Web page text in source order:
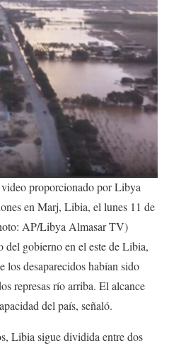
proporcionado por Libya
en Marj, Libia, el lunes 11 de
AP/Libya Almasar TV)
gobierno en el este de Libia,
los desaparecidos habían sido
represas río arriba. El alcance
del país, señaló.
Libia sigue dividida entre dos